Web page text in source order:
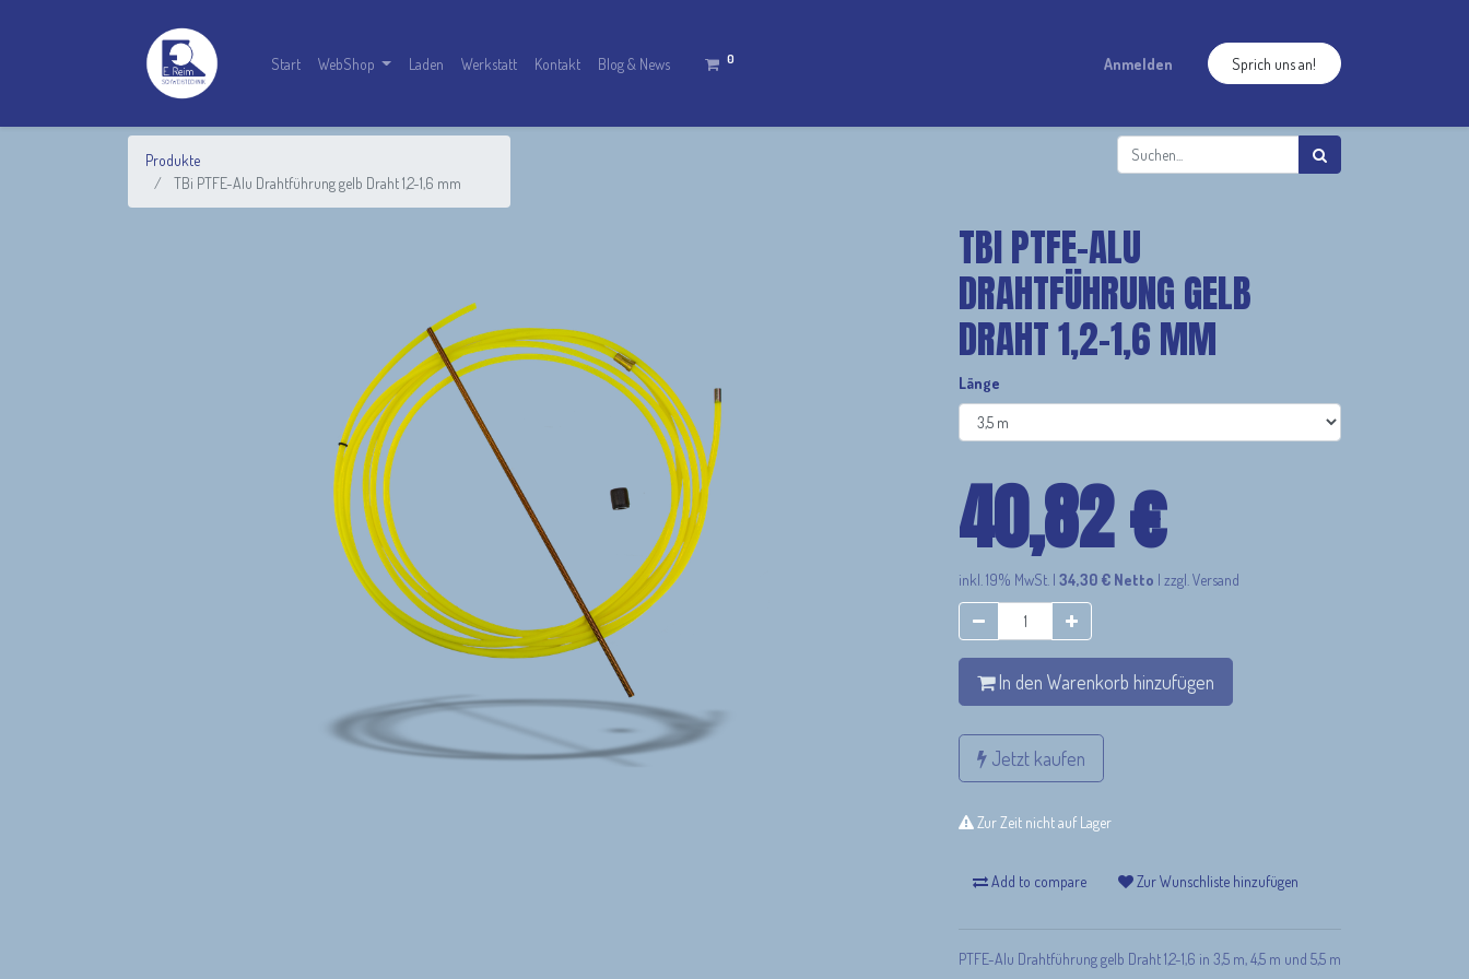
Start WebShop Laden Werkstatt Kontakt Blog & News 0 Anmelden Sprich uns an!
Produkte
TBi PTFE-Alu Drahtführung gelb Draht 1,2-1,6 mm
TBI PTFE-ALU
DRAHTFÜHRUNG GELB
DRAHT 1,2-1,6 MM
Länge
40,82€
inkl. 19% MwSt. | 34,30 € Netto | zzgl. Versand
In den Warenkorb hinzufügen
Jetzt kaufen
Zur Zeit nicht auf Lager
Add to compare Zur Wunschliste hinzufügen
PTFE-Alu Drahtführung gelb Draht 1,2-1,6 in 3,5 m, 4,5 m und 5,5 m